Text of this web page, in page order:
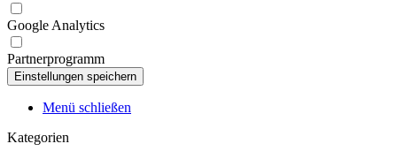
Google Analytics
Partnerprogramm
Menü schließen
Kategorien